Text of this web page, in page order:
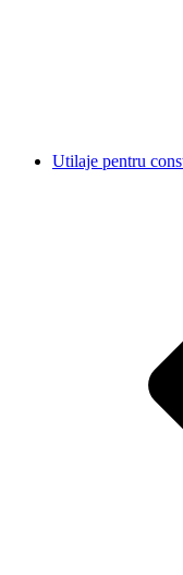
Utilaje pentru